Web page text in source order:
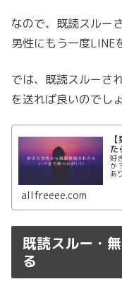
なので、既読スルー
男性にもう一度LINE
では、既読スルーさ
を送れば良いのでし
た
好
か
あ
allfreeee.com
既読スルー・
る